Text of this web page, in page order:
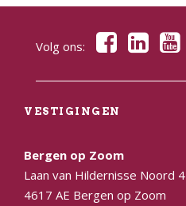
Volg ons:
VESTIGINGEN
Bergen op Zoom
Laan van Hildernisse Noord 4
4617 AE Bergen op Zoom